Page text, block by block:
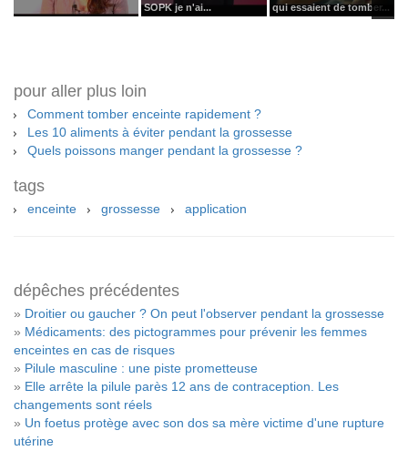
SOPK je n'ai...
qui essaient de tomber...
pour aller plus loin
Comment tomber enceinte rapidement ?
Les 10 aliments à éviter pendant la grossesse
Quels poissons manger pendant la grossesse ?
tags
enceinte grossesse application
dépêches précédentes
» Droitier ou gaucher ? On peut l'observer pendant la grossesse
» Médicaments: des pictogrammes pour prévenir les femmes
enceintes en cas de risques
» Pilule masculine : une piste prometteuse
» Elle arrête la pilule parès 12 ans de contraception. Les
changements sont réels
» Un foetus protège avec son dos sa mère victime d'une rupture
utérine